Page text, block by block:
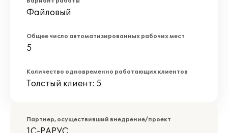
Файловый
Общее число автоматизированных рабочих мест
5
Количество одновременно работающих клиентов
Толстый клиент: 5
Партнер, осуществивший внедрение/проект